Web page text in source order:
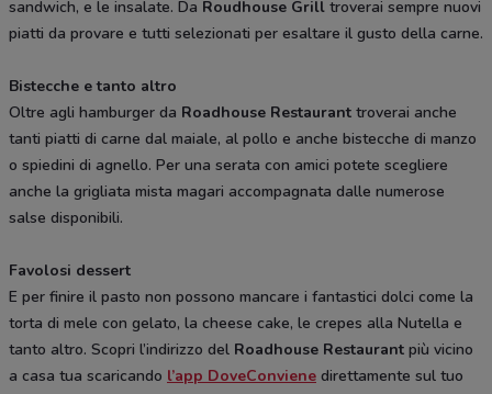
sandwich, e le insalate. Da Roudhouse Grill troverai sempre nuovi
piatti da provare e tutti selezionati per esaltare il gusto della carne.
Bistecche e tanto altro
Oltre agli hamburger da Roadhouse Restaurant troverai anche
tanti piatti di carne dal maiale, al pollo e anche bistecche di manzo
o spiedini di agnello. Per una serata con amici potete scegliere
anche la grigliata mista magari accompagnata dalle numerose
salse disponibili.
Favolosi dessert
E per finire il pasto non possono mancare i fantastici dolci come la
torta di mele con gelato, la cheese cake, le crepes alla Nutella e
tanto altro. Scopri l’indirizzo del Roadhouse Restaurant più vicino
a casa tua scaricando l’app DoveConviene direttamente sul tuo